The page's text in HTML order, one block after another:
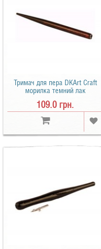
Тримач для пера DKArt Craft
морилка темний лак
109.0 грн.